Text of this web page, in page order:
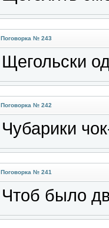
Поговорка № 243
Щегольски
Поговорка № 242
Чубарики
Поговорка № 241
Чтоб было